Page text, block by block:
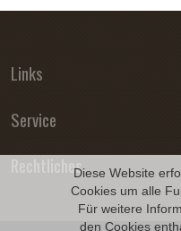
Diese Website
Cookies um alle
Für weitere
den Cookies
Links
Service
Rechtliches